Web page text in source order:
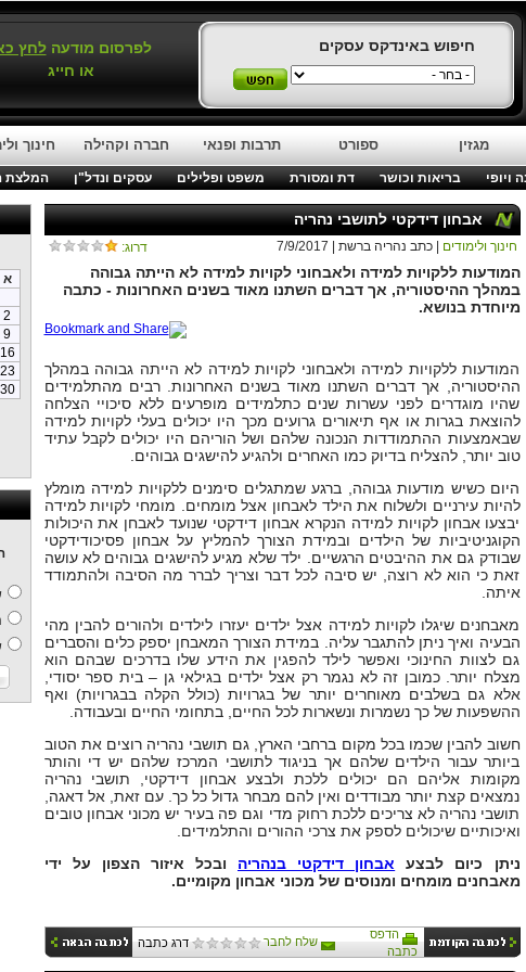
חיפוש באינדקס עסקים לפרסום מודעהלחץ
או חייג
מגזין ספורט תרבות ופנאי חברה וקהילה חינוך
ויופי בריאות וכושר דת ומסורת משפט ופלילים עסקים ונדל"ן המלצת
א
2
9
16
23
30
אבחון דידקטי לתושבי נהריה
דרוג: חינוך ולימודים | כתב נהריה ברשת | 7/9/2017
המודעות ללקויות למידה ולאבחוני לקויות למידה לא הייתה גבוהה
במהלך ההיסטוריה, אך דברים השתנו מאוד בשנים האחרונות - כתבה
מיוחדת בנושא.
המודעות ללקויות למידה ולאבחוני לקויות למידה לא הייתה גבוהה במהלך
ההיסטוריה, אך דברים השתנו מאוד בשנים האחרונות. רבים מהתלמידים
שהיו מוגדרים לפני עשרות שנים כתלמידים מופרעים ללא סיכויי הצלחה
להוצאת בגרות או אף תיאורים גרועים מכך היו יכולים בעלי לקויות למידה
שבאמצעות ההתמודדות הנכונה שלהם ושל הוריהם היו יכולים לקבל עתיד
טוב יותר, להצליח בדיוק כמו האחרים ולהגיע להישגים גבוהים.
היום כשיש מודעות גבוהה, ברגע שמתגלים סימנים ללקויות למידה מומלץ
להיות עירניים ולשלוח את הילד לאבחון אצל מומחים. מומחי לקויות למידה
יבצעו אבחון לקויות למידה הנקרא אבחון דידקטי שנועד לאבחן את היכולות
הקוגניטיביות של הילדים ובמידת הצורך להמליץ על אבחון פסיכודידקטי
שבודק גם את ההיבטים הרגשיים. ילד שלא מגיע להישגים גבוהים לא עושה
זאת כי הוא לא רוצה, יש סיבה לכל דבר וצריך לברר מה הסיבה ולהתמודד
איתה.
מאבחנים שיגלו לקויות למידה אצל ילדים יעזרו לילדים ולהורים להבין מהי
הבעיה ואיך ניתן להתגבר עליה. במידת הצורך המאבחן יספק כלים והסברים
גם לצוות החינוכי ואפשר לילד להפגין את הידע שלו בדרכים שבהם הוא
מצלח יותר. כמובן זה לא נגמר רק אצל ילדים בגילאי גן – בית ספר יסודי,
אלא גם בשלבים מאוחרים יותר של בגרויות (כולל הקלה בבגרויות) ואף
ההשפעות של כך נשמרות ונשארות לכל החיים, בתחומי החיים ובעבודה.
חשוב להבין שכמו בכל מקום ברחבי הארץ, גם תושבי נהריה רוצים את הטוב
ביותר עבור הילדים שלהם אך בניגוד לתושבי המרכז שלהם יש די והותר
מקומות אליהם הם יכולים ללכת ולבצע אבחון דידקטי, תושבי נהריה
נמצאים קצת יותר מבודדים ואין להם מבחר גדול כל כך. עם זאת, אל דאגה,
תושבי נהריה לא צריכים ללכת רחוק מדי וגם פה בעיר יש מכוני אבחון טובים
ואיכותיים שיכולים לספק את צרכי ההורים והתלמידים.
ניתן כיום לבצע אבחון דידקטי בנהריה ובכל איזור הצפון על ידי
מאבחנים מומחים ומנוסים של מכוני אבחון מקומיים.
הדפס
כתבה
שלח לחבר דרג כתבה